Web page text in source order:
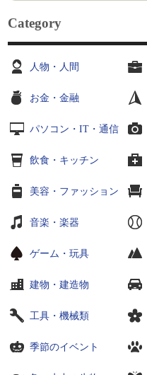
Category
人物・人間
お金・金融
パソコン・IT・通信
飲食・キッチン
美容・ファッション
音楽・楽器
ゲーム・玩具
建物・建造物
工具・機械類
季節のイベント